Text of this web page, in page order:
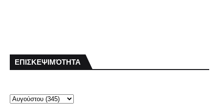
ΕΠΙΣΚΕΨΙΜΌΤΗΤΑ